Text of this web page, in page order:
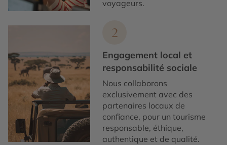
voyageurs.
2
Engagement local et
responsabilité sociale
Nous collaborons
exclusivement avec des
partenaires locaux de
confiance, pour un tourisme
responsable, éthique,
authentique et de qualité.